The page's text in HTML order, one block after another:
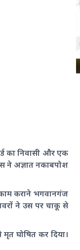
का निवासी और एक
ने अज्ञात नकाबपोश
काम कराने भगवानगंज
ने उस पर चाकू से
घोषित कर दिया।